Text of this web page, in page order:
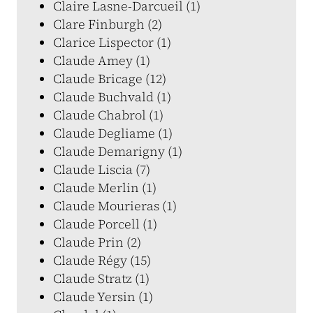
Claire Lasne-Darcueil (1)
Clare Finburgh (2)
Clarice Lispector (1)
Claude Amey (1)
Claude Bricage (12)
Claude Buchvald (1)
Claude Chabrol (1)
Claude Degliame (1)
Claude Demarigny (1)
Claude Liscia (7)
Claude Merlin (1)
Claude Mourieras (1)
Claude Porcell (1)
Claude Prin (2)
Claude Régy (15)
Claude Stratz (1)
Claude Yersin (1)